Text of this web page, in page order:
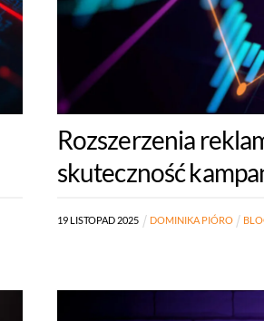
Rozszerzenia
skuteczność
19 LISTOPAD 2025 DOMINIKA PIÓRO